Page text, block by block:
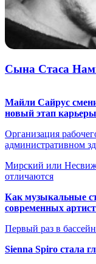
Сына Стаса
Майли Сайрус
новый этап карьеры
Организация
административном
Мирский или
отличаются
Как музыкальные
современных
Первый раз в
Sienna Spiro стала